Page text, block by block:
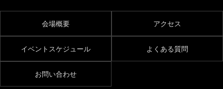
会場概要 アクセス
イベントスケジュール よくある質問
お問い合わせ